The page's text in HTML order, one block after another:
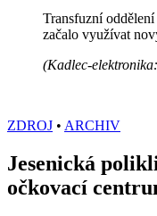
Transfuzní
začalo využívat
(Kadlec-
ZDROJ • ARCHIV
Jesenická
očkovací